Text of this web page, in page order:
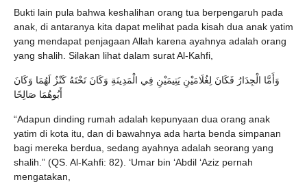
Bukti lain pula bahwa keshalihan orang tua berpengaruh pada
anak, di antaranya kita dapat melihat pada kisah dua anak yatim
yang mendapat penjagaan Allah karena ayahnya adalah orang
yang shalih. Silakan lihat dalam surat Al-Kahfi,
وَأَمَّا الْجِدَارُ فَكَانَ لِغُلَامَيْنِ يَتِيمَيْنِ فِي الْمَدِينَةِ وَكَانَ تَحْتَهُ كَنْزٌ لَهُمَا وَكَانَ
أَبُوهُمَا صَالِحًا
“Adapun dinding rumah adalah kepunyaan dua orang anak
yatim di kota itu, dan di bawahnya ada harta benda simpanan
bagi mereka berdua, sedang ayahnya adalah seorang yang
shalih.” (QS. Al-Kahfi: 82). ‘Umar bin ‘Abdil ‘Aziz pernah
mengatakan,